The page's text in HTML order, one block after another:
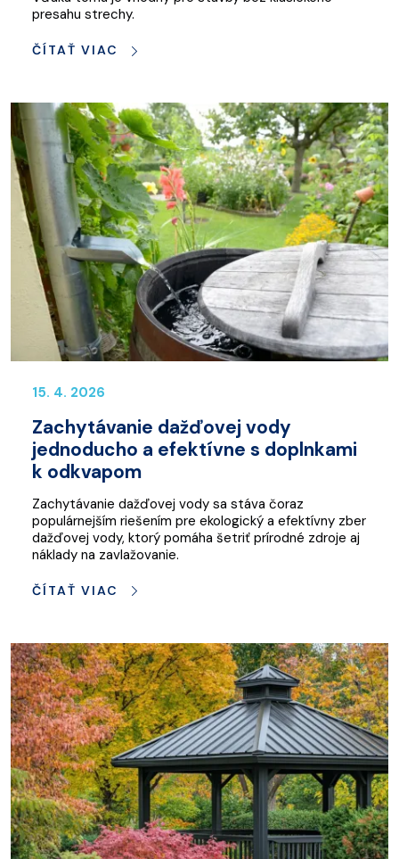
presahu strechy.
ČÍTAŤ VIAC
15. 4. 2026
Zachytávanie dažďovej vody
jednoducho a efektívne s doplnkami
k odkvapom
Zachytávanie dažďovej vody sa stáva čoraz
populárnejším riešením pre ekologický a efektívny zber
dažďovej vody, ktorý pomáha šetriť prírodné zdroje aj
náklady na zavlažovanie.
ČÍTAŤ VIAC